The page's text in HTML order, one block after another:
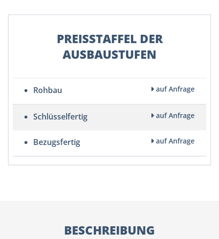
PREISSTAFFEL DER
AUSBAUSTUFEN
Rohbau auf Anfrage
Schlüsselfertig auf Anfrage
Bezugsfertig auf Anfrage
BESCHREIBUNG